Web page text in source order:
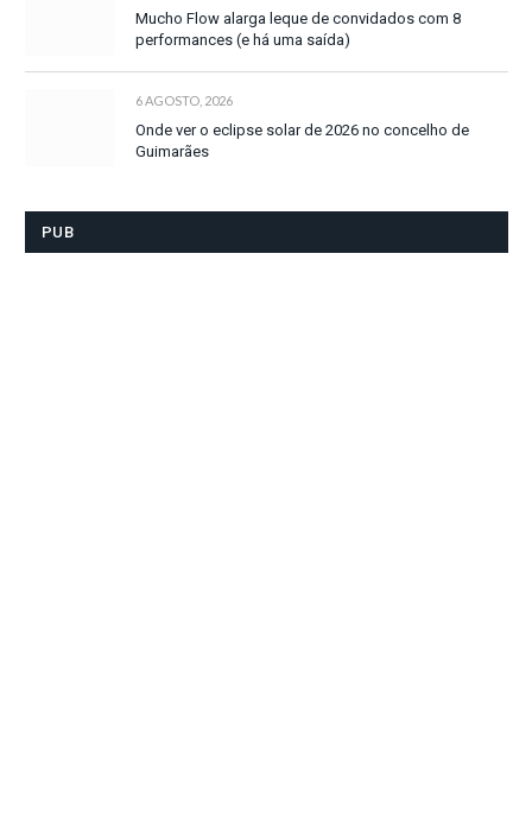
Mucho Flow alarga leque de convidados com 8
performances (e há uma saída)
6 AGOSTO, 2026
Onde ver o eclipse solar de 2026 no concelho de
Guimarães
PUB